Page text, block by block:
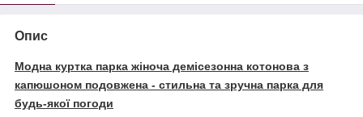
Опис
Модна куртка парка жіноча демісезонна котонова з
капюшоном подовжена - стильна та зручна парка для
будь-якої погоди